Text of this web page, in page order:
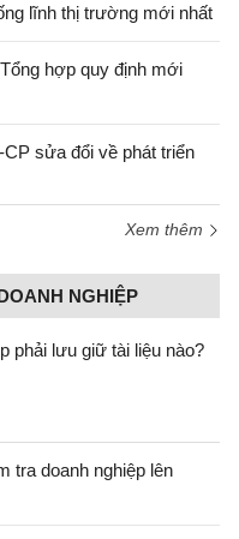
lĩnh thị trường mới nhất
hợp quy định mới
sửa đổi về phát triển
Xem thêm
NGHIỆP
phải lưu giữ tài liệu nào?
tra doanh nghiệp lên